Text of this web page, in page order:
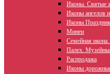
Иконы. Святые
Иконы ангелов
Иконы
Минеи
Семейная икона.
Палех.
Распродажа
Иконы